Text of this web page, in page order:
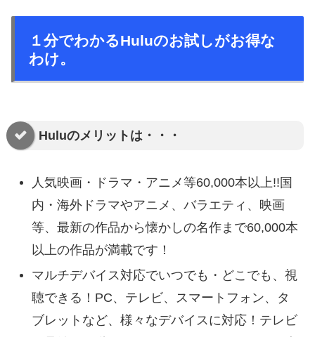
１分でわかるHuluのお試しがお得な
わけ。
Huluのメリットは・・・
人気映画・ドラマ・アニメ等60,000本以上!!国
内・海外ドラマやアニメ、バラエティ、映画
等、最新の作品から懐かしの名作まで60,000本
以上の作品が満載です！
マルチデバイス対応でいつでも・どこでも、視
聴できる！PC、テレビ、スマートフォン、タ
ブレットなど、様々なデバイスに対応！テレビ